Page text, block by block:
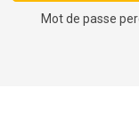
Mot de passe